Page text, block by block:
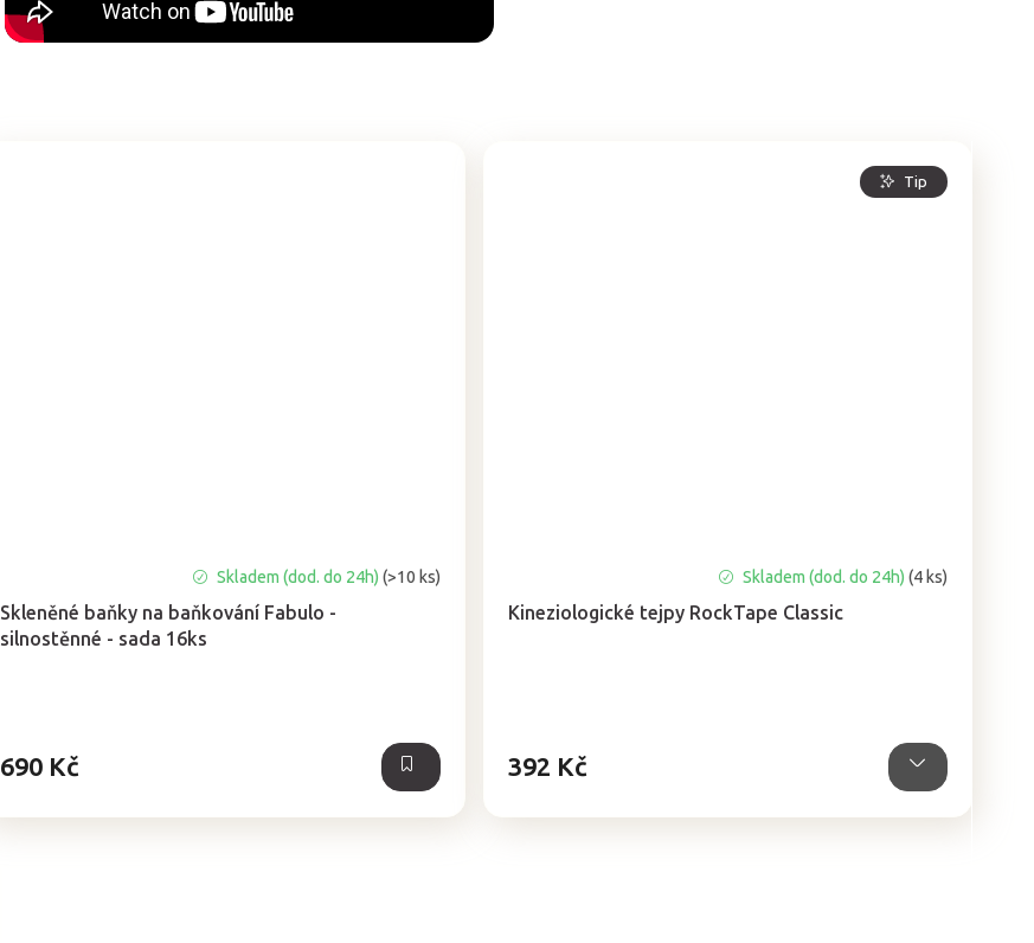
Skleněné baňky na baňkování Fabulo -
silnostěnné - sada 16ks
hodnocení
produktu
je
Skladem (dod. do 24h) (>10 ks)
690 Kč
Tip
Kineziologické tejpy RockTape Classic
hodnocení
produktu
Skladem (dod. do 24h) (4 ks)
392 Kč